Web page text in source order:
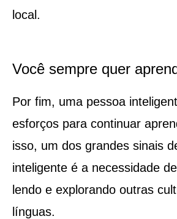
local.
Você sempre quer
Por fim, uma pessoa
esforços para continuar
isso, um dos grandes sinais
inteligente é a necessidade
lendo e explorando outras
línguas.